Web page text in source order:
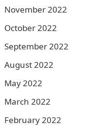
November 2022
October 2022
September 2022
August 2022
May 2022
March 2022
February 2022